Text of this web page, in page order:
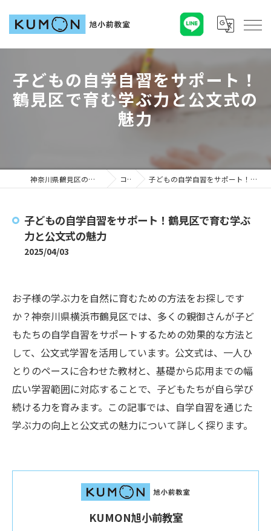
子どもの自学自習をサポート！
鶴見区で育む学ぶ力と公文式の
魅力
神奈川県鶴見区の塾ならKUMON旭小前教室 コラム 子どもの自学自習をサポート！鶴見区で育む学ぶ力と公文式の魅力
子どもの自学自習をサポート！鶴見区で育む学ぶ
力と公文式の魅力
2025/04/03
お子様の学ぶ力を自然に育むための方法をお探しです
か？神奈川県横浜市鶴見区では、多くの親御さんが子ど
もたちの自学自習をサポートするための効果的な方法と
して、公文式学習を活用しています。公文式は、一人ひ
とりのペースに合わせた教材と、基礎から応用までの幅
広い学習範囲に対応することで、子どもたちが自ら学び
続ける力を育みます。この記事では、自学自習を通じた
学ぶ力の向上と公文式の魅力について詳しく探ります。
KUMON旭小前教室